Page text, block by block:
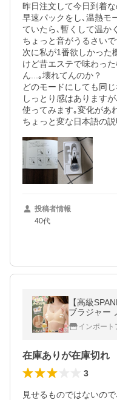
昨日注文して今日到着
早速パックをし､温熱モ
ていたら､暫くして温か
ちょっと音がうるさいで
次に私が1番欲しかった
けど昔エステで味わっ
ん...｡壊れてんのか？
どのモードにしても同
しっとり感はあります
使ってみます｡変化があ
ちょっと変な日本語の
投稿者情報
40代
【高級
ブラジャー
果 脇肉補正
ートインポート
在庫ありが在庫切れ
3
見せるものではないの